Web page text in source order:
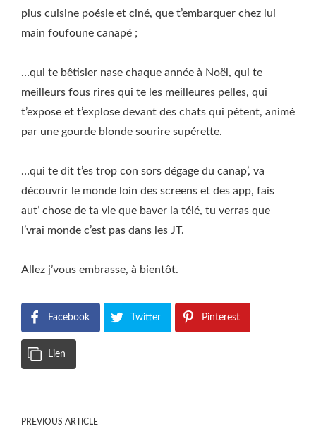
plus cuisine poésie et ciné, que t’embarquer chez lui
main foufoune canapé ;
…qui te bêtisier nase chaque année à Noël, qui te
meilleurs fous rires qui te les meilleures pelles, qui
t’expose et t’explose devant des chats qui pétent, animé
par une gourde blonde sourire supérette.
…qui te dit t’es trop con sors dégage du canap’, va
découvrir le monde loin des screens et des app, fais
aut’ chose de ta vie que baver la télé, tu verras que
l’vrai monde c’est pas dans les JT.
Allez j’vous embrasse, à bientôt.
Facebook Twitter Pinterest
Lien
PREVIOUS ARTICLE